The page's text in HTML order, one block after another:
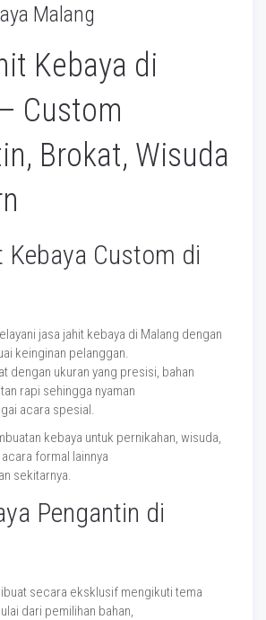
Malang
Kebaya di
Custom
Brokat, Wisuda
Kebaya Custom di
jasa jahit kebaya di Malang dengan
keinginan pelanggan.
dengan ukuran yang presisi, bahan
rapi sehingga nyaman
acara spesial.
kebaya untuk pernikahan, wisuda,
formal lainnya
sekitarnya.
Pengantin di
secara eksklusif mengikuti tema
dari pemilihan bahan,